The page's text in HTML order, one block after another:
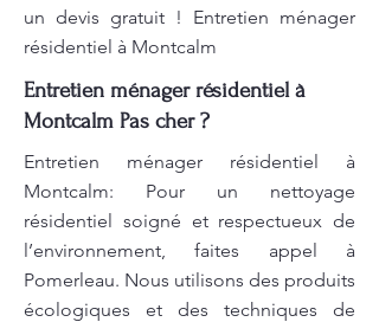
un devis gratuit ! Entretien ménager
résidentiel à Montcalm
Entretien ménager résidentiel à
Montcalm Pas cher ?
Entretien ménager résidentiel à
Montcalm: Pour un nettoyage
résidentiel soigné et respectueux de
l’environnement, faites appel à
Pomerleau. Nous utilisons des produits
écologiques et des techniques de